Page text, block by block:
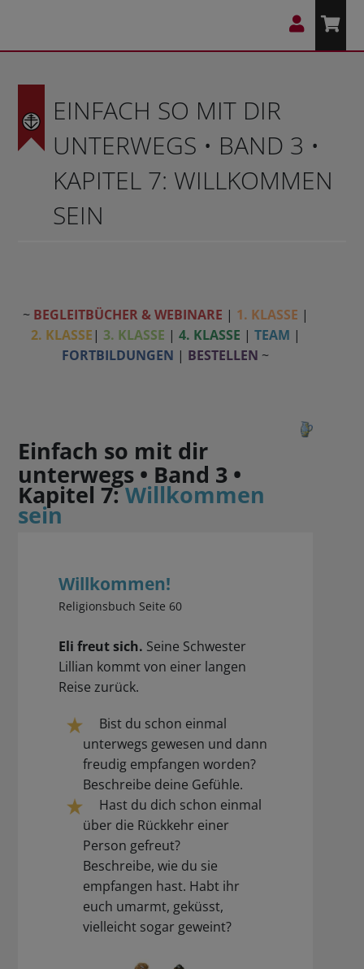
EINFACH SO MIT DIR
UNTERWEGS • BAND 3 •
KAPITEL 7: WILLKOMMEN
SEIN
~ BEGLEITBÜCHER & WEBINARE | 1. KLASSE |
2. KLASSE | 3. KLASSE | 4. KLASSE | TEAM |
FORTBILDUNGEN | BESTELLEN ~
Einfach so mit dir
unterwegs • Band 3 •
Kapitel 7:Willkommen
sein
Willkommen!
Religionsbuch Seite 60
Eli freut sich. Seine Schwester
Lillian kommt von einer langen
Reise zurück.
Bist du schon einmal
unterwegs gewesen und dann
freudig empfangen worden?
Beschreibe deine Gefühle.
Hast du dich schon einmal
über die Rückkehr einer
Person gefreut?
Beschreibe, wie du sie
empfangen hast. Habt ihr
euch umarmt, geküsst,
vielleicht sogar geweint?